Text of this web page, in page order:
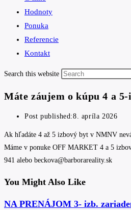
Hodnoty
Ponuka
Referencie
Kontakt
Search this website
Máte záujem o kúpu 4 a
Post published:8. apríla 2026
Ak hľadáte 4 až 5 izbový byt v NMNV
Máme v ponuke OFF MARKET 4 a 5
941 alebo beckova@barborareality.sk
You Might Also Like
NA PRENÁJOM 3- izb.